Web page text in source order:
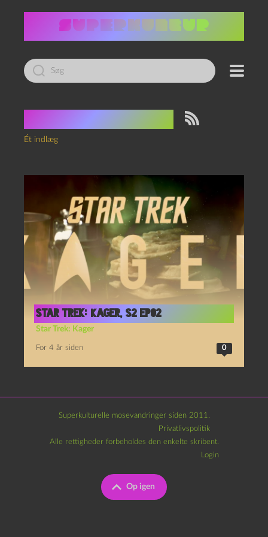
Led
efter:
Ét indlæg
Star Trek: Kager, S2 Ep02
Star Trek: Kager
For 4 år siden 0
Superkulturelle mosevandringer siden 2011.
Privatlivspolitik
Op igen
Alle rettigheder forbeholdes den enkelte skribent.
Login